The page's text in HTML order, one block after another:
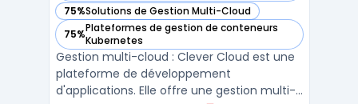
75%Solutions de Gestion Multi-Cloud
— voir Clever Cloud dans cette catégorie
75%Plateformes de gestion de conteneurs
Kubernetes
— voir Clever Cloud dans cette catégorie
Gestion multi-cloud : Clever Cloud est une
plateforme de développement
d'applications. Elle offre une gestion multi-